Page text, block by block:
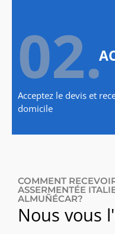
02.
Acceptez le devis et
domicile
COMMENT
ASSERMENTÉE
ALMUÑÉCAR?
Nous vous